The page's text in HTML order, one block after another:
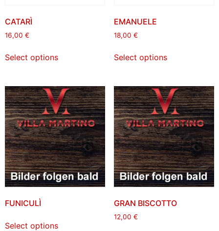
CATARÌ
16,00 €
Select options
EMANUELE
18,00 €
Select options
FUNICULÌ
Select options
GRAN BISCOTTO
12,00 €